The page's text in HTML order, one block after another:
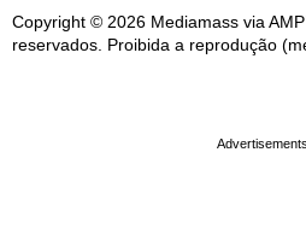
Copyright © 2026 Mediamass via
reservados. Proibida a reprodução